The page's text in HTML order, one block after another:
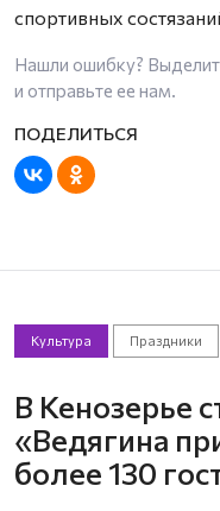
спортивных
Нашли ошибку?
и отправьте ее нам.
Культура Праздники
В Кенозерье
«Ведягина
более 130